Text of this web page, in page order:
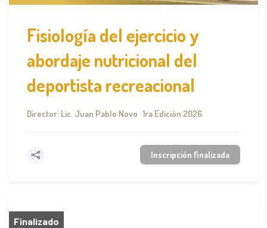
Fisiología del ejercicio y
abordaje nutricional del
deportista recreacional
Director: Lic. Juan Pablo Novo · 1ra Edición 2026
Inscripción finalizada
Finalizado